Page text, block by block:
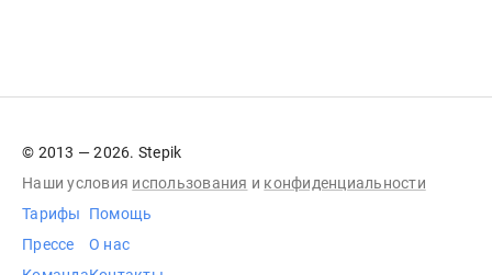
© 2013 — 2026. Stepik
Наши условия использования и конфиденциальности
Тарифы
Прессе
Помощь
О нас